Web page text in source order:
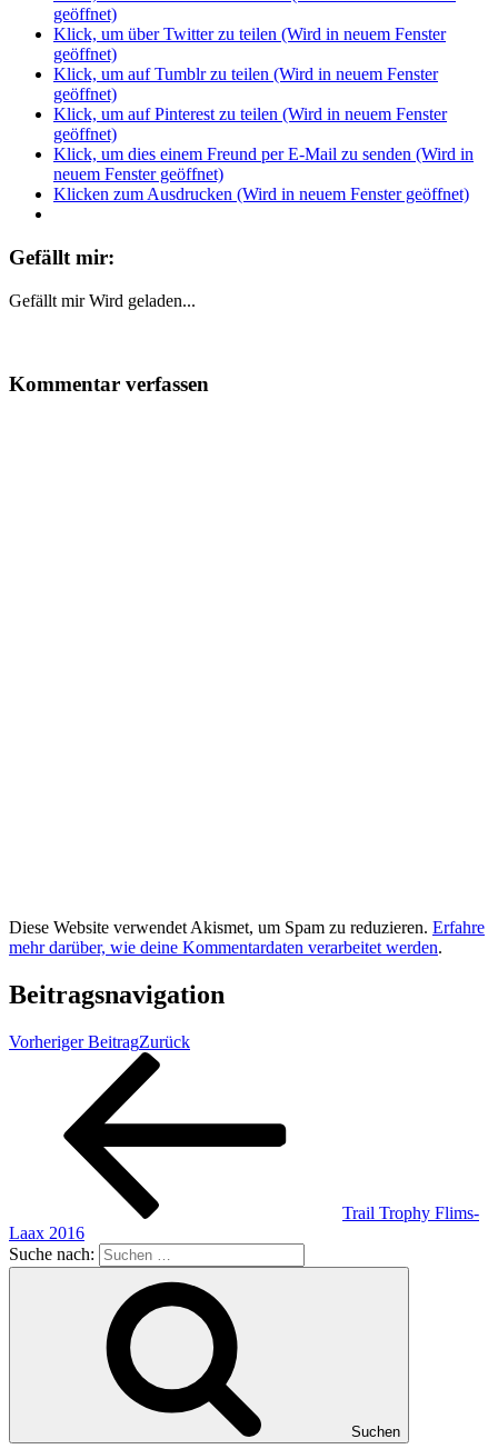
geöffnet)
Klick, um über Twitter zu teilen (Wird in neuem Fenster
geöffnet)
Klick, um auf Tumblr zu teilen (Wird in neuem Fenster
geöffnet)
Klick, um auf Pinterest zu teilen (Wird in neuem Fenster
geöffnet)
Klick, um dies einem Freund per E-Mail zu senden (Wird in
neuem Fenster geöffnet)
Klicken zum Ausdrucken (Wird in neuem Fenster geöffnet)
Gefällt mir:
Gefällt mir Wird geladen...
Kommentar verfassen
Diese Website verwendet Akismet, um Spam zu reduzieren. Erfahre
mehr darüber, wie deine Kommentardaten verarbeitet werden.
Beitragsnavigation
Vorheriger BeitragZurück
Trail Trophy Flims-
Laax 2016
Suche nach:
Suchen